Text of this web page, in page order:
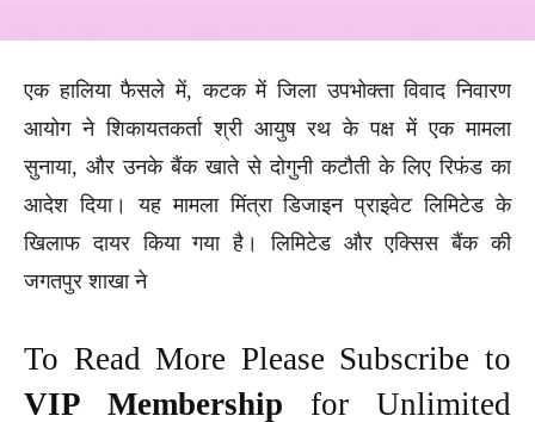
एक हालिया फैसले में, कटक में जिला उपभोक्ता विवाद निवारण
आयोग ने शिकायतकर्ता श्री आयुष रथ के पक्ष में एक मामला
सुनाया, और उनके बैंक खाते से दोगुनी कटौती के लिए रिफंड का
आदेश दिया। यह मामला मिंत्रा डिजाइन प्राइवेट लिमिटेड के
खिलाफ दायर किया गया है। लिमिटेड और एक्सिस बैंक की
जगतपुर शाखा ने
To Read More Please Subscribe to
VIP Membership for Unlimited